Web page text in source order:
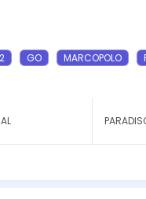
GO MARCOPOLO